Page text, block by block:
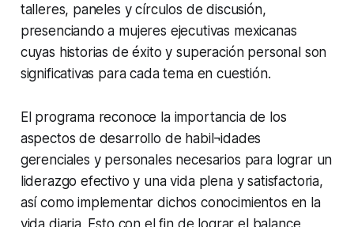
talleres, paneles y círculos de discusión,
presenciando a mujeres ejecutivas mexicanas
cuyas historias de éxito y superación personal son
significativas para cada tema en cuestión.
El programa reconoce la importancia de los
aspectos de desarrollo de habil¬idades
gerenciales y personales necesarios para lograr un
liderazgo efectivo y una vida plena y satisfactoria,
así como implementar dichos conocimientos en la
vida diaria. Esto con el fin de lograr el balance